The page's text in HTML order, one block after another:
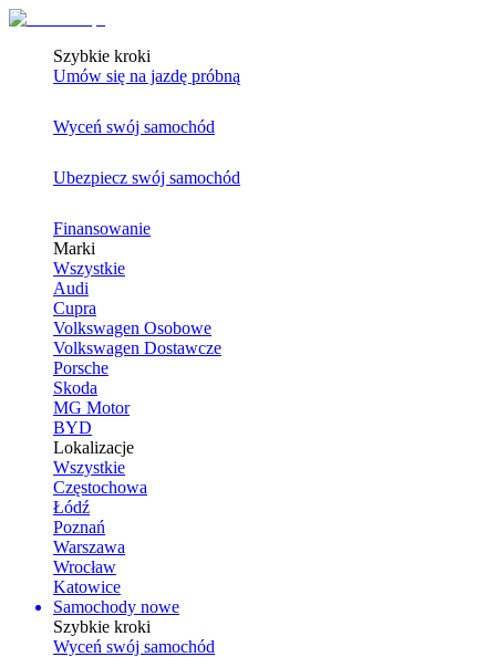
Szybkie kroki
Umów się na jazdę próbną
Wyceń swój samochód
Ubezpiecz swój samochód
Finansowanie
Marki
Wszystkie
Audi
Cupra
Volkswagen Osobowe
Volkswagen Dostawcze
Porsche
Skoda
MG Motor
BYD
Lokalizacje
Wszystkie
Częstochowa
Łódź
Poznań
Warszawa
Wrocław
Katowice
Samochody nowe
Szybkie kroki
Wyceń swój samochód